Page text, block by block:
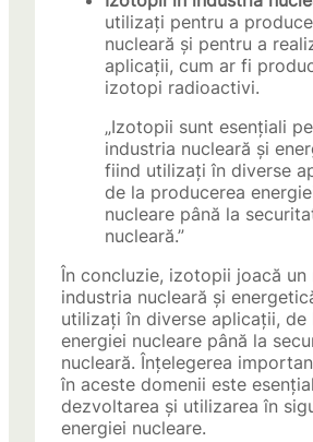
utilizați pentru a
nucleară și pentru a
aplicații, cum ar fi
izotopi radioactivi.
„Izotopii sunt esențiali
industria nucleară și
fiind utilizați în diverse
de la producerea
nucleare până la
nucleară.”
În concluzie, izotopii joacă un
industria nucleară și
utilizați în diverse aplicații, de
energiei nucleare până la
nucleară. Înțelegerea
în aceste domenii este
dezvoltarea și utilizarea în
energiei nucleare.